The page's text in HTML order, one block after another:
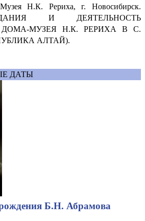
Н.К. Рериха, г. Новосибирск.
И ДЕЯТЕЛЬНОСТЬ
МУЗЕЯ Н.К. РЕРИХА В С.
АЛТАЙ).
ДАТЫ
Б.Н. Абрамова